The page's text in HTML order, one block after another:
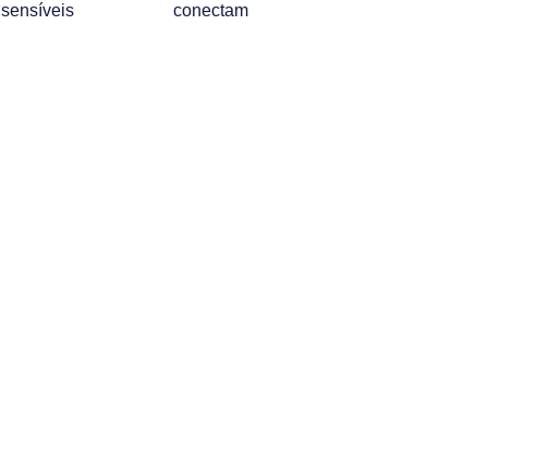
sensíveis
conectam